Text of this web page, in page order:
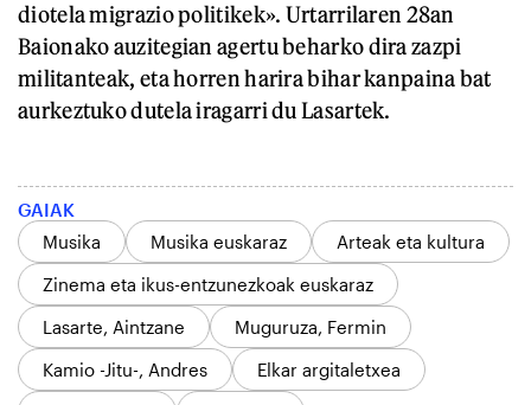
diotela migrazio politikek». Urtarrilaren 28an
Baionako auzitegian agertu beharko dira zazpi
militanteak, eta horren harira bihar kanpaina bat
aurkeztuko dutela iragarri du Lasartek.
GAIAK
Musika
Musika euskaraz
Arteak eta kultura
Zinema eta ikus-entzunezkoak euskaraz
Lasarte, Aintzane
Muguruza, Fermin
Kamio -Jitu-, Andres
Elkar argitaletxea